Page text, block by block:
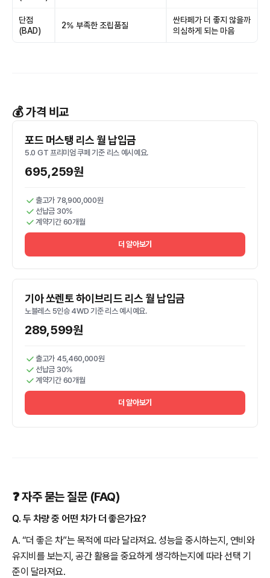
단점
(BAD)
2% 부족한 조립품질
싼타페가 더 좋지 않을까
의심하게 되는 마음
💰 가격 비교
포드 머스탱 리스 월 납입금
5.0 GT 프리미엄 쿠페 기준 리스 예시예요.
695,259원
출고가 78,900,000원
선납금 30%
계약기간 60개월
더 알아보기
기아 쏘렌토 하이브리드 리스 월 납입금
노블레스 5인승 4WD 기준 리스 예시예요.
289,599원
출고가 45,460,000원
선납금 30%
계약기간 60개월
더 알아보기
❓ 자주 묻는 질문 (FAQ)
Q. 두 차량 중 어떤 차가 더 좋은가요?
A. “더 좋은 차”는 목적에 따라 달라져요. 성능을 중시하는지, 연비와
유지비를 보는지, 공간 활용을 중요하게 생각하는지에 따라 선택 기
준이 달라져요.